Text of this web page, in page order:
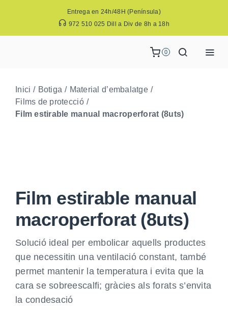
Entrega en 24h/48H (Península)
972 510 025 Dill a Div de 8h a 18h
0
EMPRESA
SOLUCIONS
Inici Botiga
Material d’embalatge
Films de protecció
Film estirable manual macroperforat (8uts)
Film estirable manual
macroperforat (8uts)
Solució ideal per embolicar aquells productes
que necessitin una ventilació constant, també
permet mantenir la temperatura i evita que la
cara se sobreescalfi; gràcies als forats s’envita
la condesació